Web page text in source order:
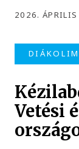
2026.
Vetési